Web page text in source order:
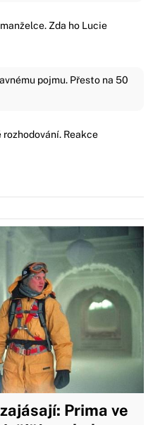
Zda ho Lucie
pojmu. Přesto na 50
Reakce
Prima ve